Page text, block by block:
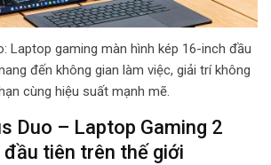
Laptop gaming màn hình kép 16-inch đầu
đến không gian làm việc, giải trí không
cùng hiệu suất mạnh mẽ.
Duo – Laptop Gaming 2
đầu tiên trên thế giới